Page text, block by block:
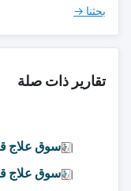
بحثنا →
تقارير ذات صلة
سوق علاج
سوق علاج